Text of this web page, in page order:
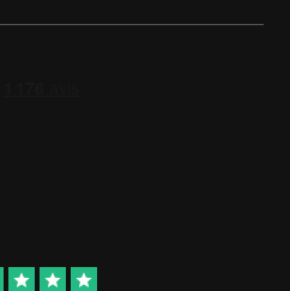
star star star